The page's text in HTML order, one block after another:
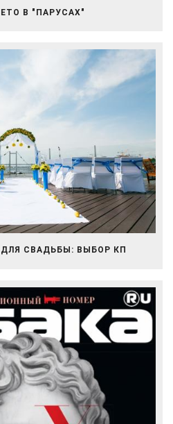
В "ПАРУСАХ"
СВАДЬБЫ: ВЫБОР КП